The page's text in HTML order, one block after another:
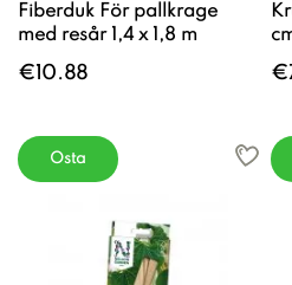
Fiberduk För pallkrage
med resår 1,4 x 1,8 m
€10.88
Osta